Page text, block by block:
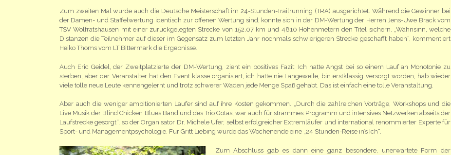
Zum zweiten Mal wurde auch die Deutsche Meisterschaft im 24-Stunden-Trailrunning (TRA) ausgerichtet. Während die Gewinner bei
der Damen- und Staffelwertung identisch zur offenen Wertung sind, konnte sich in der DM-Wertung der Herren Jens-Uwe Brack vom
TSV Wolfratshausen mit einer zurückgelegten Strecke von 152,07 km und 4810 Höhenmetern den Titel sichern. „Wahnsinn, welche
Distanzen die Teilnehmer auf dieser im Gegensatz zum letzten Jahr nochmals schwierigeren Strecke geschafft haben“, kommentiert
Heiko Thoms vom LT Bittermark die Ergebnisse.
Auch Eric Geidel, der Zweitplatzierte der DM-Wertung, zieht ein positives Fazit: Ich hatte Angst bei so einem Lauf an Monotonie zu
sterben, aber der Veranstalter hat den Event klasse organisiert, ich hatte nie Langeweile, bin erstklassig versorgt worden, hab wieder
viele tolle neue Leute kennengelernt und trotz schwerer Waden jede Menge Spaß gehabt. Das ist einfach eine tolle Veranstaltung.
Aber auch die weniger ambitionierten Läufer sind auf ihre Kosten gekommen. „Durch die zahlreichen Vorträge, Workshops und die
Live Musik der Blind Chicken Blues Band und des Trio Gotas, war auch für strammes Programm und intensives Netzwerken abseits der
Laufstrecke gesorgt“, so der Organisator Dr. Michele Ufer, selbst erfolgreicher Extremläufer und international renommierter Experte für
Sport- und Managementpsychologie. Für Gritt Liebing wurde das Wochenende eine „24 Stunden-Reise in’s Ich“.
Zum Abschluss gab es dann eine ganz besondere, unerwartete Form der